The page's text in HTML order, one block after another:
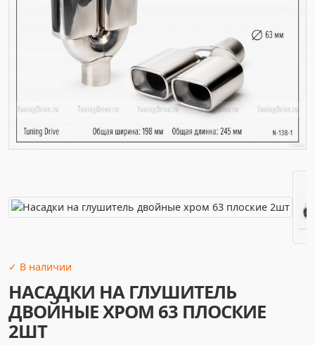
✓ В наличии
НАСАДКИ НА ГЛУШИТЕЛЬ
ДВОЙНЫЕ ХРОМ 63 ПЛОСКИЕ
2ШТ